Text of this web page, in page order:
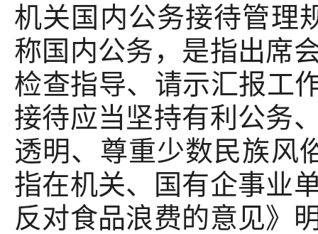
机关国内公务接待管理
称国内公务，是指出席
检查指导、请示汇报工
接待应当坚持有利公务
透明、尊重少数民族风
指在机关、国有企事业
反对食品浪费的意见》